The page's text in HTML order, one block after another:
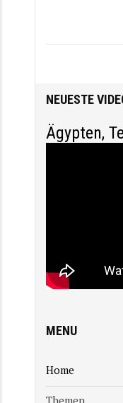
NEUESTE
Ägypten,
MENU
Home
Themen